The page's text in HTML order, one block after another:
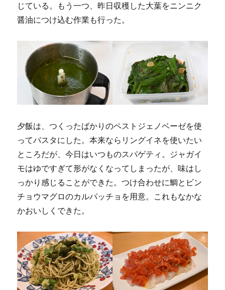
じている。もう一つ、昨日収穫した大葉をニンニク
醤油につけ込む作業も行った。
夕飯は、つくったばかりのペストジェノベーゼを使
ってパスタにした。本来ならリングイネを使いたい
ところだが、今日はいつものスパゲティ。ジャガイ
モはゆですぎて形がなくなってしまったが、味はし
っかり感じることができた。つけ合わせに鯛とビン
チョウマグロのカルパッチョを用意。これもなかな
かおいしくできた。